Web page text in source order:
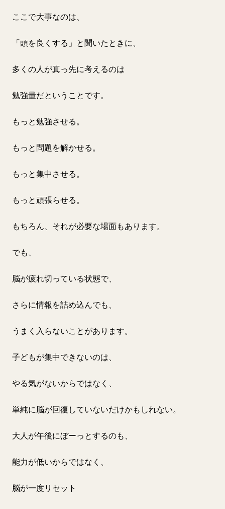
ここで大事なのは、
「頭を良くする」と聞いたときに、
多くの人が真っ先に考えるのは
勉強量だということです。
もっと勉強させる。
もっと問題を解かせる。
もっと集中させる。
もっと頑張らせる。
もちろん、それが必要な場面もあります。
でも、
脳が疲れ切っている状態で、
さらに情報を詰め込んでも、
うまく入らないことがあります。
子どもが集中できないのは、
やる気がないからではなく、
単純に脳が回復していないだけかもしれない。
大人が午後にぼーっとするのも、
能力が低いからではなく、
脳が一度リセット